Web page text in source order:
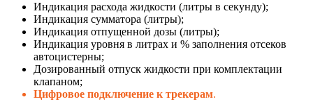
Индикация расхода жидкости (литры в секунду);
Индикация сумматора (литры);
Индикация отпущенной дозы (литры);
Индикация уровня в литрах и % заполнения отсеков
автоцистерны;
Дозированный отпуск жидкости при комплектации
клапаном;
Цифровое подключение к трекерам.